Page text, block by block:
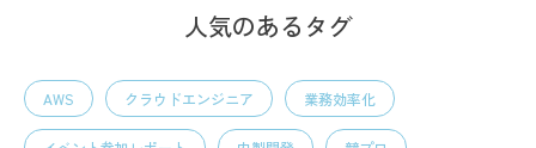
人気のあるタグ
AWS クラウドエンジニア 業務効率化